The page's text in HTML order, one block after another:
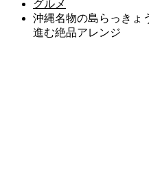
グルメ
沖縄名物の島らっきょ
進む絶品アレンジ